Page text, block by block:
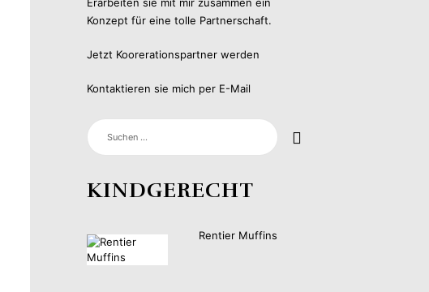
Konzept für eine tolle Partnerschaft.
Jetzt Koorerationspartner werden
Kontaktieren sie mich per E-Mail
SUCHEN
NACH:
KINDGERECHT
Rentier Muffins